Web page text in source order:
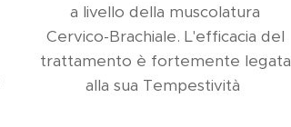
a livello della muscolatura
Cervico-Brachiale. L'efficacia del
trattamento è fortemente legata
alla sua Tempestività